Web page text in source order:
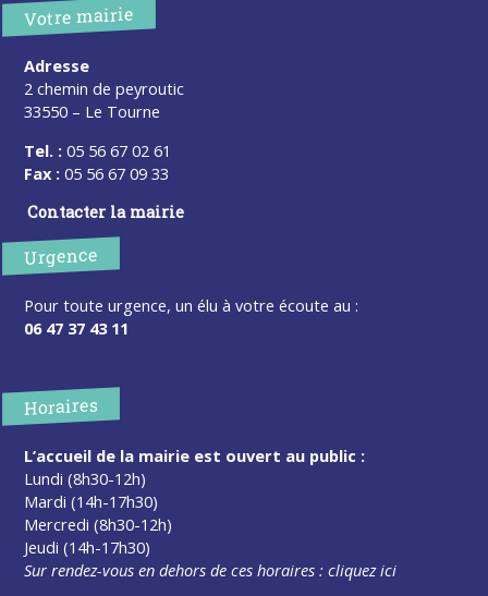
Votre mairie
Adresse
2 chemin de peyroutic
33550 – Le Tourne
Tel. : 05 56 67 02 61
Fax : 05 56 67 09 33
Contacter la mairie
Urgence
Pour toute urgence, un élu à votre écoute au :
06 47 37 43 11
Horaires
L’accueil de la mairie est ouvert au public :
Lundi (8h30-12h)
Mardi (14h-17h30)
Mercredi (8h30-12h)
Jeudi (14h-17h30)
Sur rendez-vous en dehors de ces horaires :cliquez ici